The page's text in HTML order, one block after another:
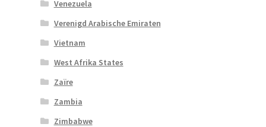
Venezuela
Verenigd Arabische Emiraten
Vietnam
West Afrika States
Zaïre
Zambia
Zimbabwe